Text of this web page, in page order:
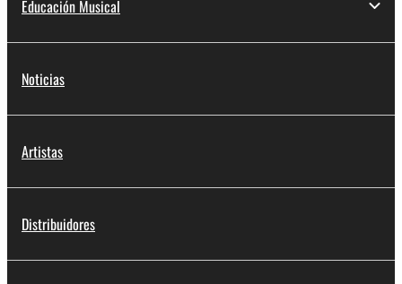
Educación Musical
Noticias
Artistas
Distribuidores